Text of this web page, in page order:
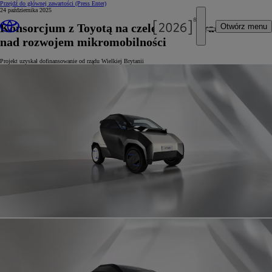
Przejdź do głównej zawartości (Press Enter)
Otwórz menu
24 października 2025
Konsorcjum z Toyotą na czele będzie pracowało
nad rozwojem mikromobilności
Projekt uzyskał dofinansowanie od rządu Wielkiej Brytanii